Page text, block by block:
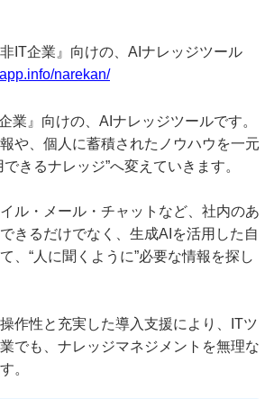
非IT企業』向けの、AIナレッジツール
narekan/
業』向けの、AIナレッジツールです。
や、個人に蓄積されたノウハウを一元
きるナレッジ”へ変えていきます。
ル・メール・チャットなど、社内のあ
きるだけでなく、生成AIを活用した自
、“人に聞くように”必要な情報を探し
作性と充実した導入支援により、ITツ
でも、ナレッジマネジメントを無理な
。